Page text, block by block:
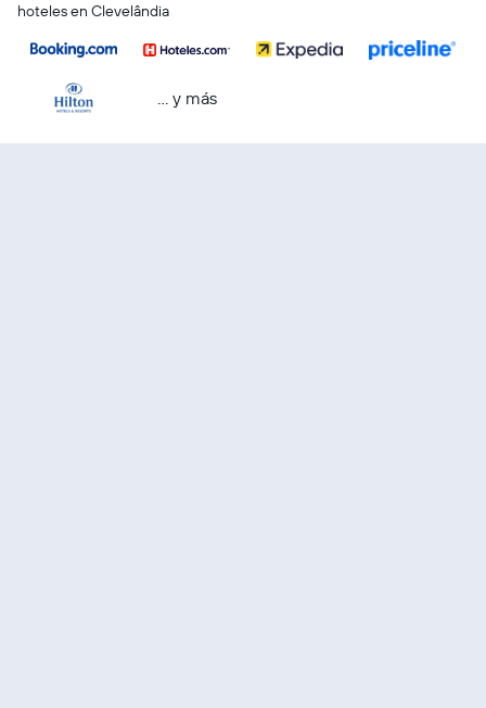
hoteles en Clevelândia
… y más